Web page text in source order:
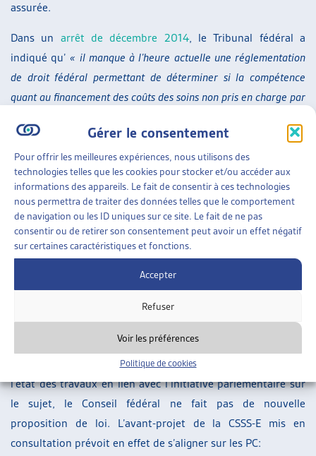
Gérer le consentement
Pour offrir les meilleures expériences, nous utilisons des
technologies telles que les cookies pour stocker et/ou accéder aux
informations des appareils. Le fait de consentir à ces technologies
nous permettra de traiter des données telles que le comportement
de navigation ou les ID uniques sur ce site. Le fait de ne pas
consentir ou de retirer son consentement peut avoir un effet négatif
sur certaines caractéristiques et fonctions.
Accepter
Refuser
Voir les préférences
Politique de cookies
assurée.
Dans un arrêt de décembre 2014, le Tribunal fédéral a
indiqué qu’« il manque à l’heure actuelle une réglementation
de droit fédéral permettant de déterminer si la compétence
quant au financement des coûts des soins non pris en charge par
domicile (à l’instar du droit applicable en matière de prestations
complémentaires et d’aide sociale) ou si l’entrée dans un home
ou dans un établissement médico-social (valant création d’un
nouveau domicile) entraîne la compétence en matière de
financement résiduel du canton où se situe l’établissement »
Tribunal fédéral a alors indiqué que« jusqu’à l’entrée en
vigueur d’une réglementation de droit fédéral, la compétence
en matière de financement résiduel dans les rapports
intercantonaux se détermine selon le principe du domicile »
Dans son rapport, le Conseil fédéral indique qu’une solution
analogue aux PC garantirait plus de clarté. Etant donné
l’état des travaux en lien avec l’initiative parlementaire sur
le sujet, le Conseil fédéral ne fait pas de nouvelle
proposition de loi. L’avant-projet de la CSSS-E mis en
consultation prévoit en effet de s’aligner sur les PC: